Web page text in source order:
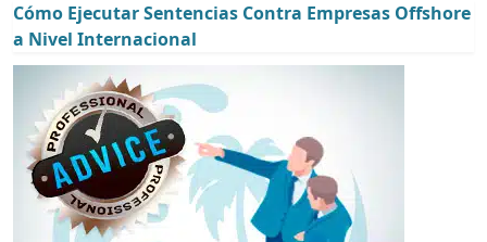
Cómo Ejecutar Sentencias Contra Empresas Offshore
a Nivel Internacional